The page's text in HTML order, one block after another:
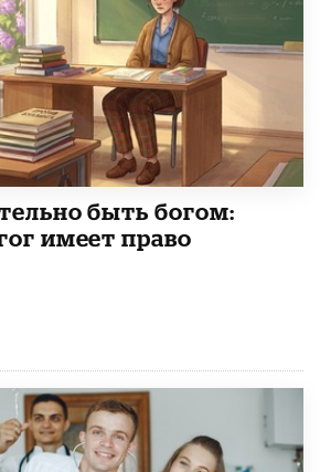
быть богом:
имеет право